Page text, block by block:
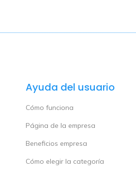
Ayuda del usuario
Cómo funciona
Página de la empresa
Beneficios empresa
Cómo elegir la categoría